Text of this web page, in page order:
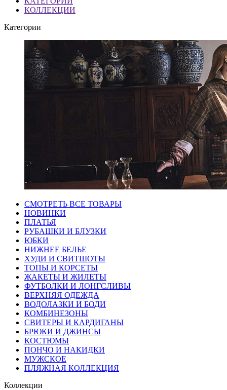
КОЛЛЕКЦИИ
Категории
СМОТРЕТЬ ВСЕ ТОВАРЫ
НОВИНКИ
ПЛАТЬЯ
РУБАШКИ И БЛУЗКИ
ЮБКИ
НИЖНЕЕ БЕЛЬЕ
ХУДИ И СВИТШОТЫ
ТОПЫ И КОРСЕТЫ
ЖАКЕТЫ И ЖИЛЕТЫ
ФУТБОЛКИ И ЛОНГСЛИВЫ
ВЕРХНЯЯ ОДЕЖДА
ВОДОЛАЗКИ И БОДИ
КОМБИНЕЗОНЫ
СВИТЕРЫ И КАРДИГАНЫ
БРЮКИ И ДЖИНСЫ
КОСТЮМЫ
ПОНЧО И НАКИДКИ
МУЖСКОЕ
ПЛЯЖНАЯ КОЛЛЕКЦИЯ
Коллекции